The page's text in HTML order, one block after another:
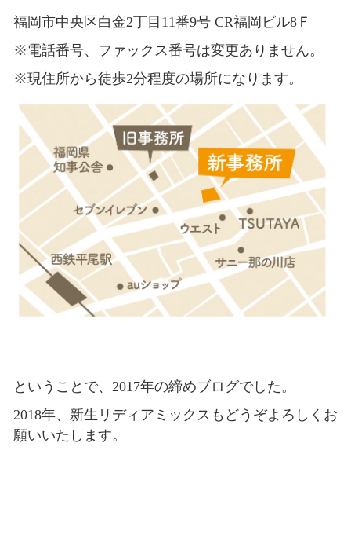
福岡市中央区白金2丁目11番9号 CR福岡ビル8Ｆ
※電話番号、ファックス番号は変更ありません。
※現住所から徒歩2分程度の場所になります。
ということで、2017年の締めブログでした。
2018年、新生リディアミックスもどうぞよろしくお
願いいたします。